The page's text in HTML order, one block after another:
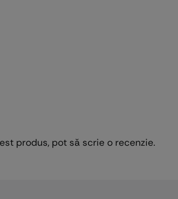
produs, pot să scrie o recenzie.